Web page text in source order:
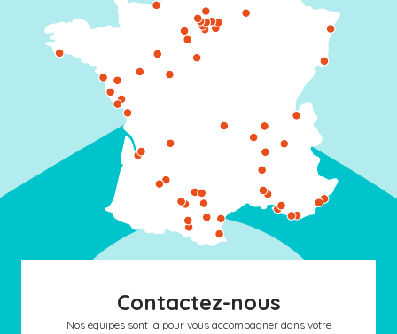
Contactez-nous
Nos équipes sont là pour vous accompagner dans votre